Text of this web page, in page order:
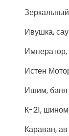
Ивушка,
Истен
Ишим, баня
К-21,
Караван,